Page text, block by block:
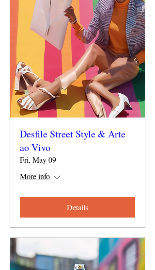
Desfile Street Style & Arte
ao Vivo
Fri, May 09
More info
Details